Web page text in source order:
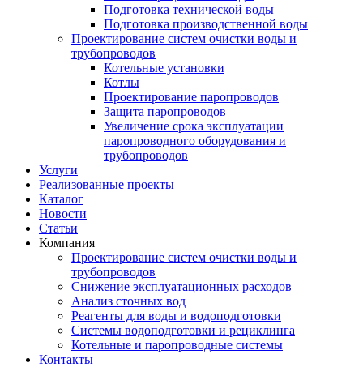
Подготовка технической воды
Подготовка производственной воды
Проектирование систем очистки воды и
трубопроводов
Котельные установки
Котлы
Проектирование паропроводов
Защита паропроводов
Увеличение срока эксплуатации
паропроводного оборудования и
трубопроводов
Услуги
Реализованные проекты
Каталог
Новости
Статьи
Компания
Проектирование систем очистки воды и
трубопроводов
Снижение эксплуатационных расходов
Анализ сточных вод
Реагенты для воды и водоподготовки
Системы водоподготовки и рециклинга
Котельные и паропроводные системы
Контакты